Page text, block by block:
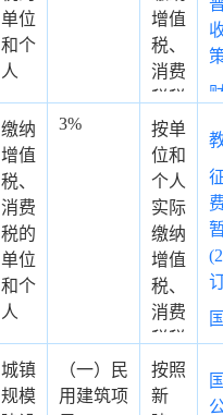
的用
地单
位
元。
（二）国
地、火烧
迹地）、
竹林地、
业保
障金
标准上限
由当地社
会平均工
歌
厅、
舞
OK
歌舞
厅、
音乐
茶座
和高
尔夫
球、
台
球、
保龄
单位
和个
人
增值
税、
消费
税税
额计
征
缴纳
增值
税、
消费
税的
单位
和个
人
3%
按单
位和
个人
实际
缴纳
增值
税、
消费
税税
额计
征
城镇
规模
（一）民
用建筑项
按照
新